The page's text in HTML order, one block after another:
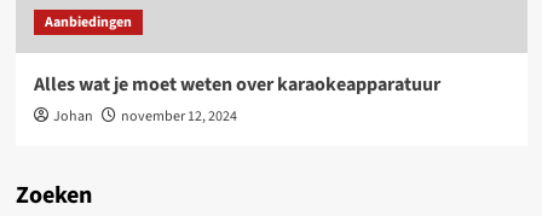
Aanbiedingen
Alles wat je moet weten over karaokeapparatuur
Johan november 12, 2024
Zoeken